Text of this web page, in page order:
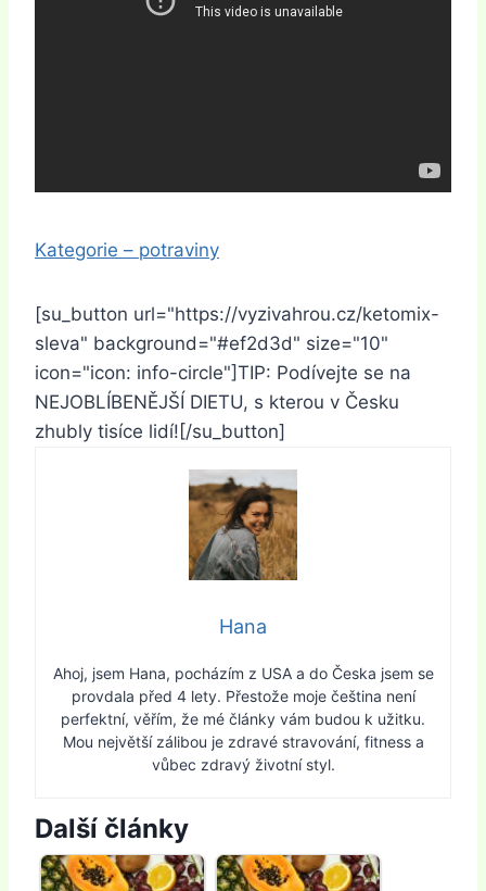
Kategorie – potraviny
[su_button url="https://vyzivahrou.cz/ketomix-
sleva" background="#ef2d3d" size="10"
icon="icon: info-circle"]TIP: Podívejte se na
NEJOBLÍBENĚJŠÍ DIETU, s kterou v Česku
zhubly tisíce lidí![/su_button]
Hana
Ahoj, jsem Hana, pocházím z USA a do Česka jsem se
provdala před 4 lety. Přestože moje čeština není
perfektní, věřím, že mé články vám budou k užitku.
Mou největší zálibou je zdravé stravování, fitness a
vůbec zdravý životní styl.
Další články